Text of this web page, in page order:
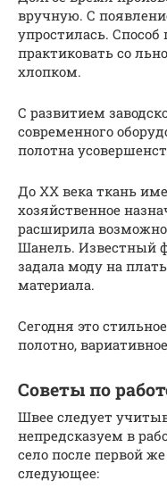
вручную. С
упростилась.
практиковать со
хлопком.
С развитием
современного
полотна
До XX века ткань
хозяйственное
расширила
Шанель. Известный
задала моду на
материала.
Сегодня это
полотно,
Советы по
Швее следует
непредсказуем в
село после первой
следующее: